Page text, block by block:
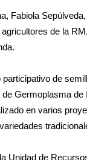
Fabiola
de la
de
Germoplasma de
en varios
Unidad de